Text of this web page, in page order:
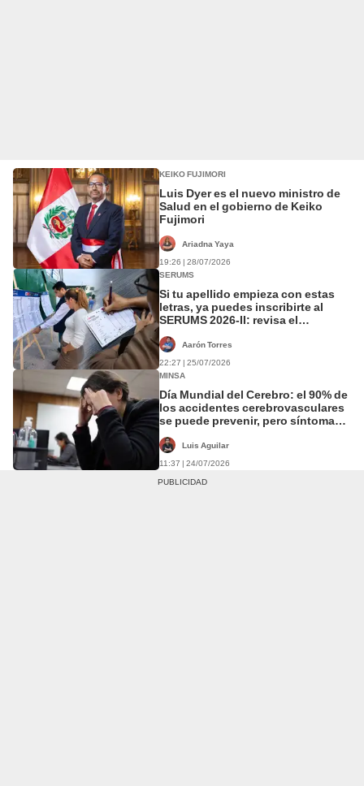
KEIKO FUJIMORI
Luis Dyer es el nuevo ministro de
Salud en el gobierno de Keiko
Fujimori
Ariadna Yaya
19:26 | 28/07/2026
SERUMS
Si tu apellido empieza con estas
letras, ya puedes inscribirte al
SERUMS 2026-II: revisa el
requisitos y fecha del examen
Aarón Torres
22:27 | 25/07/2026
MINSA
Día Mundial del Cerebro: el 90% de
los accidentes cerebrovasculares
se puede prevenir, pero síntomas
Luis Aguilar
11:37 | 24/07/2026